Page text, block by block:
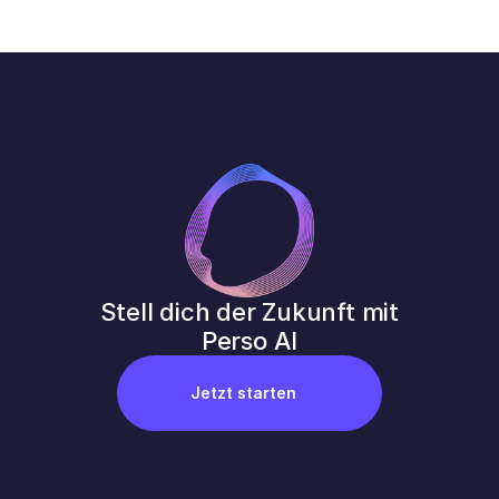
Stell dich der Zukunft mit
Perso AI
Jetzt starten